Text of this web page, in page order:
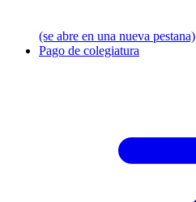
(se abre en una nueva pestana)
Pago de colegiatura